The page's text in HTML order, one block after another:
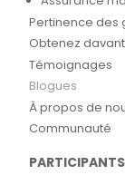
Pertinence des
Obtenez
Témoignages
Blogues
À propos de
Communauté
PARTICIPANTS